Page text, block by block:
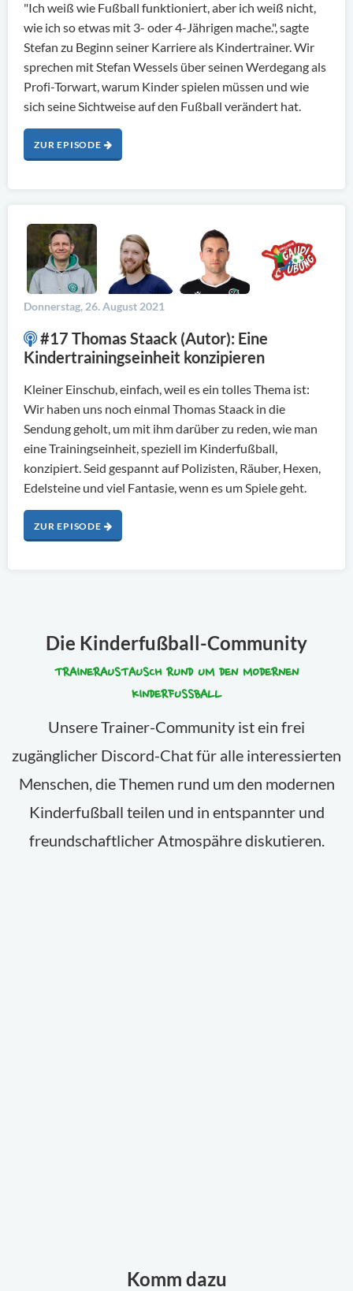
"Ich weiß wie Fußball funktioniert, aber ich weiß nicht,
wie ich so etwas mit 3- oder 4-Jährigen mache.", sagte
Stefan zu Beginn seiner Karriere als Kindertrainer. Wir
sprechen mit Stefan Wessels über seinen Werdegang als
Profi-Torwart, warum Kinder spielen müssen und wie
sich seine Sichtweise auf den Fußball verändert hat.
ZUR EPISODE
Donnerstag, 26. August 2021
#17 Thomas Staack (Autor): Eine
Kindertrainingseinheit konzipieren
Kleiner Einschub, einfach, weil es ein tolles Thema ist:
Wir haben uns noch einmal Thomas Staack in die
Sendung geholt, um mit ihm darüber zu reden, wie man
eine Trainingseinheit, speziell im Kinderfußball,
konzipiert. Seid gespannt auf Polizisten, Räuber, Hexen,
Edelsteine und viel Fantasie, wenn es um Spiele geht.
ZUR EPISODE
Die Kinderfußball-Community
TRAINERAUSTAUSCH RUND UM DEN MODERNEN
KINDERFUSSBALL
Unsere Trainer-Community ist ein frei
zugänglicher Discord-Chat für alle interessierten
Menschen, die Themen rund um den modernen
Kinderfußball teilen und in entspannter und
freundschaftlicher Atmospähre diskutieren.
Komm dazu